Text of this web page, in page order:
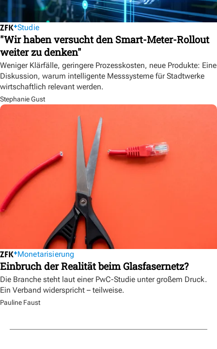
Studie
"Wir haben versucht den Smart-Meter-Rollout
weiter zu denken"
Weniger Klärfälle, geringere Prozesskosten, neue Produkte: Eine
Diskussion, warum intelligente Messsysteme für Stadtwerke
wirtschaftlich relevant werden.
Stephanie Gust
Monetarisierung
Einbruch der Realität beim Glasfasernetz?
Die Branche steht laut einer PwC-Studie unter großem Druck.
Ein Verband widerspricht – teilweise.
Pauline Faust